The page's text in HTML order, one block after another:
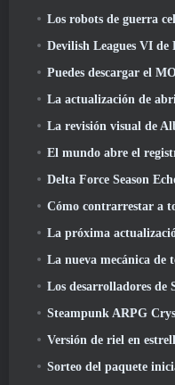
Los robots de guerra celebran 12
Devilish Leagues VI de
Puedes descargar el
La actualización de abril de The First
La revisión visual de Albion Online se
El mundo abre el
Delta Force Season Echo modifica el
Cómo contrarrestar a
La próxima
La nueva mecánica de temporada de
Los desarrolladores de Star Dive responden
Steampunk ARPG Crystalfall entra
Versión de riel en estrella 4.2 Nos trae sable
Sorteo del paquete